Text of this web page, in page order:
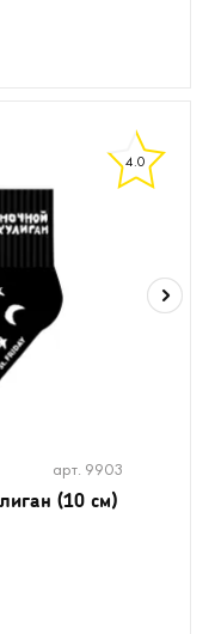
4.0
арт. 9903
(10 см)